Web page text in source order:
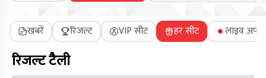
खबरें रिजल्ट VIP सीट हर सीट लाइव
रिजल्ट टैली